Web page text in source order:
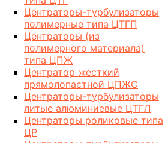
Центраторы-турбулизаторы
полимерные типа ЦТГП
Центраторы (из
полимерного материала)
типа ЦПЖ
Центратор жесткий
прямолопастной ЦПЖС
Центраторы-турбулизаторы
литые алюминиевые ЦТГЛ
Центраторы роликовые типа
ЦР